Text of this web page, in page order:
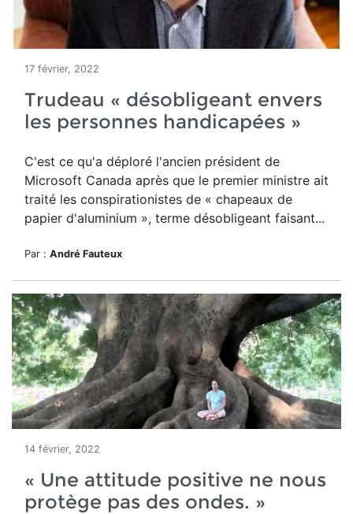
17 février, 2022
Trudeau « désobligeant envers
les personnes handicapées »
C'est ce qu'a déploré l'ancien président de
Microsoft Canada après que le premier ministre ait
traité les conspirationistes de « chapeaux de
papier d'aluminium », terme désobligeant faisant...
Par : André Fauteux
14 février, 2022
« Une attitude positive ne nous
protège pas des ondes. »